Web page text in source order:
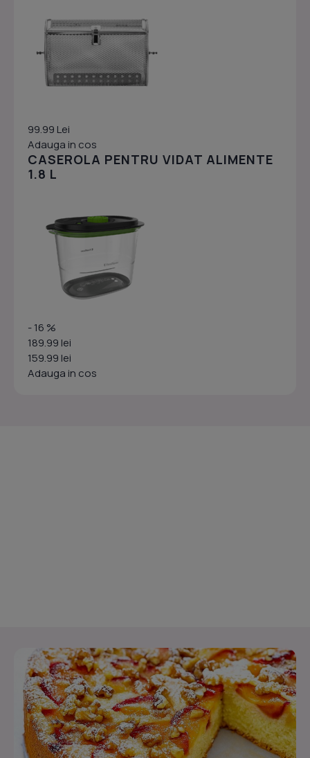
99.99 Lei
Adauga in cos
CASEROLA PENTRU VIDAT ALIMENTE
1.8 L
- 16 %
189.99 lei
159.99 lei
Adauga in cos